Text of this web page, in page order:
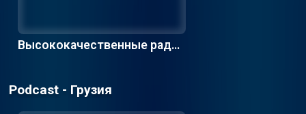
Высококачественные радио
Podcast - Грузия